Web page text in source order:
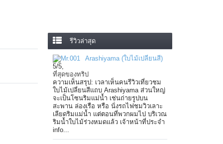
รีวิวล่าสุด
Arashiyama (ใบไม้เปลี่ยนสี)
5/5,
ที่สุดของทริป
ความเห็นสรุป: เวลาเห็นคนรีวิวเที่ยวชม
ใบไม้เปลี่ยนสีแถบ Arashiyama ส่วนใหญ่
จะเป็นโซนริมแม่น้ำ เช่นถ่ายรูปบน
สะพาน ล่องเรือ หรือ นั่งรถไฟชมวิวเลาะ
เลียดริมแม่น้ำ แต่ตอนที่พวกผมไป บริเวณ
ริมน้ำใบไม้ร่วงหมดแล้ว เจ้าหน้าที่ประจำ
info...